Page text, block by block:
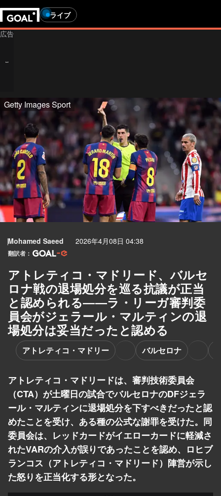
ライブ
Getty Images Sport
Mohamed Saeed 2026年4月08日 04:38
翻訳者：
アトレティコ・マドリード、バルセ
ロナ戦の退場処分を巡る抗議が正当
と認められる――ラ・リーガ審判委
員会がジェラール・マルティンの退
場処分は妥当だったと認める
アトレティコ・マドリー バルセロナ
アトレティコ・マドリードは、審判技術委員会
（CTA）が土曜日の試合でバルセロナのDFジェラ
ール・マルティンに退場処分を下すべきだったと認
めたことを受け、ある種の公式な謝罪を受けた。同
委員会は、レッドカードがイエローカードに軽減さ
れたVARの介入が誤りであったことを認め、ロヒブ
ランコス（アトレティコ・マドリード）陣営が示し
た怒りを正当化する形となった。